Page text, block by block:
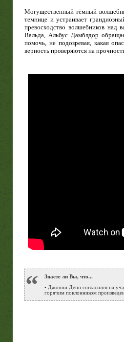
Могущественный тёмный
темнице и устраивает
превосходство волшебников над
Вальда, Альбус Дамблдор
помочь, не подозревая, какая
верность проверяются на
“
Знаете ли Вы, что...
• Джонни Депп согласился на
горячим поклонником